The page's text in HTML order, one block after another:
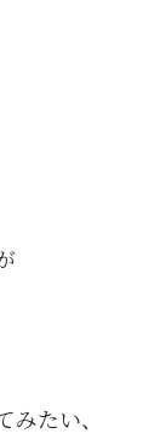
たい、